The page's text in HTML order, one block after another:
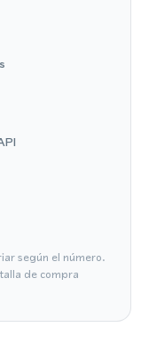
según el número.
de compra